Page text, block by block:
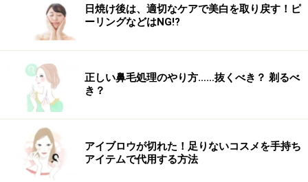
だんに含まれており、一日の始まりに十分な栄養とエネ
ルギーを蓄えてくれます。パンやご飯を食べない代わり
にいつもよりたくさんの卵と野菜でお腹を満たします。
糖質を抑え、栄養価の高い朝食を摂取するのに最適なオ
ムレツです。
※記事内容は執筆時点のものです。最新の内容をご確認くださ
い。
※ダイエットは個人の体質、また、誤った方法による実践に起因
して体調不良を引き起こす場合があります。実践の際には、必ず
日焼け後は、適切なケアで美白を取り戻す！ピ
ーリングなどはNG!?
正しい鼻毛処理のやり方……抜くべき？ 剃るべ
き？
アイブロウが切れた！足りないコスメを手持ち
アイテムで代用する方法